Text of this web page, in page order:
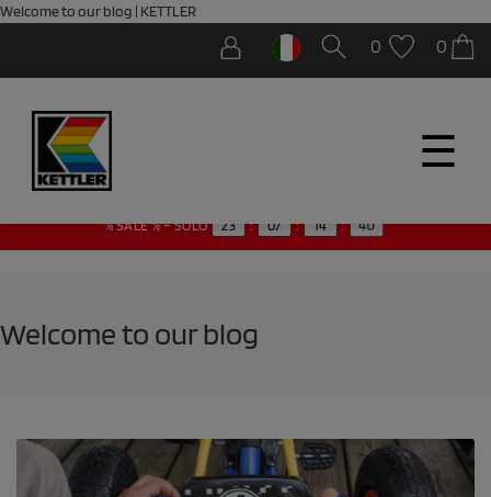
Welcome to our blog | KETTLER
0 0
☰
Welcome to our blog
% SALE % – SOLO 23 : 07 : 14 : 40